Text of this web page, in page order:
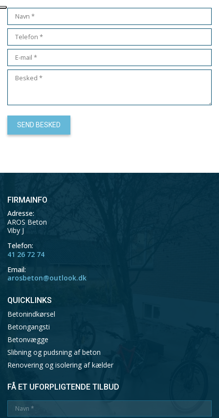
FIRMAINFO
Adresse:
AROS Beton
Viby J
Telefon:
41 26 72 74
Email:
arosbeton@outlook.dk
QUICKLINKS
Betonindkørsel
Betongangsti
Betonvægge
Slibning og pudsning af beton
Renovering og isolering af kælder
FÅ ET UFORPLIGTENDE TILBUD